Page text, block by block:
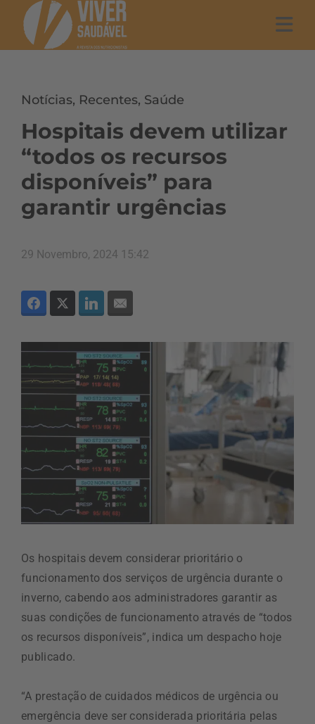
Notícias, Recentes, Saúde
Hospitais devem utilizar
“todos os recursos
disponíveis” para
garantir urgências
29 Novembro, 2024 15:42
Os hospitais devem considerar prioritário o
funcionamento dos serviços de urgência durante o
inverno, cabendo aos administradores garantir as
suas condições de funcionamento através de “todos
os recursos disponíveis”, indica um despacho hoje
publicado.
“A prestação de cuidados médicos de urgência ou
emergência deve ser considerada prioritária pelas